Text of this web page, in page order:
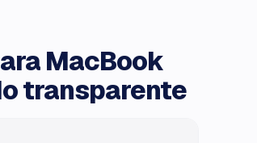
MacBook
transparente